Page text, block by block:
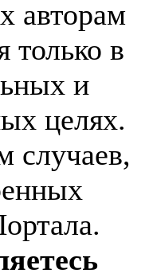
авторам
только в
и
целях.
случаев,